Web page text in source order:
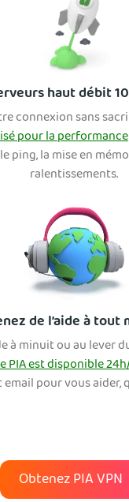
haut débit
connexion sans
pour la performance
ping, la mise en
ralentissements.
de l’aide à tout
à minuit ou au lever
PIA est disponible
pour vous aider,
Obtenez PIA VPN